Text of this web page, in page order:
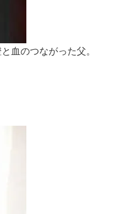
血のつながった父。